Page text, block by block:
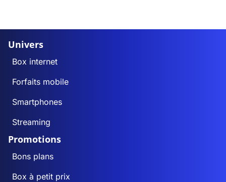
Univers
Box internet
Forfaits mobile
Smartphones
Streaming
Promotions
Bons plans
Box à petit prix